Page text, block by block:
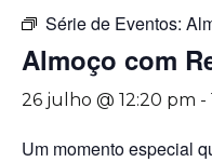
Série de Eventos:
Almoço com
26 julho @ 12:20 pm -
Um momento especial